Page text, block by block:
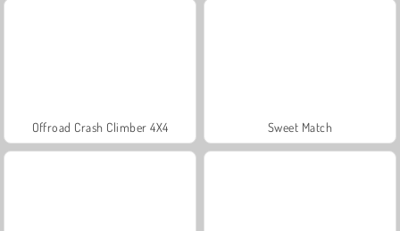
Offroad Crash Climber 4X4 Sweet Match